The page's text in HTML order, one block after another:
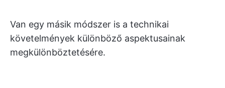
Van egy másik módszer is a technikai
követelmények különböző aspektusainak
megkülönböztetésére.